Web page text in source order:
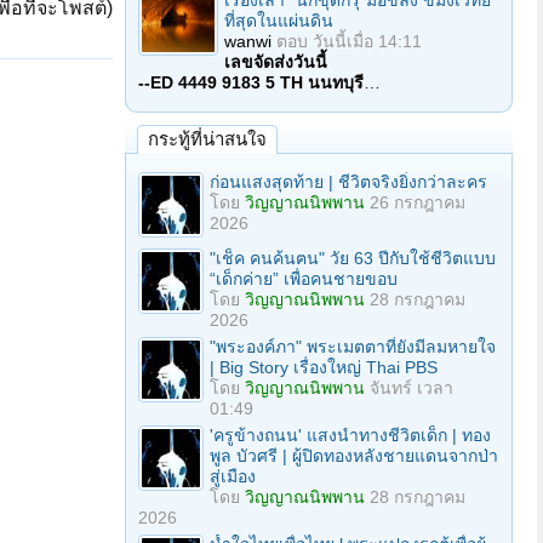
อที่จะโพสต์)
ที่สุดในแผ่นดิน
wanwi ตอบ วันนี้เมื่อ 14:11
เลขจัดส่งวันนี้
--ED 4449 9183 5 TH นนทบุรี
กระทู้ที่น่าสนใจ
ก่อนแสงสุดท้าย | ชีวิตจริงยิ่งกว่าละคร
โดย วิญญาณนิพพาน 26 กรกฎาคม
2026
"เช็ค คนค้นฅน" วัย 63 ปีกับใช้ชีวิตแบบ
“เด็กค่าย” เพื่อคนชายขอบ
โดย วิญญาณนิพพาน 28 กรกฎาคม
2026
"พระองค์ภา" พระเมตตาที่ยังมีลมหายใจ
| Big Story เรื่องใหญ่ Thai PBS
โดย วิญญาณนิพพาน จันทร์ เวลา
01:49
'ครูข้างถนน' แสงนำทางชีวิตเด็ก | ทอง
พูล บัวศรี | ผู้ปิดทองหลังชายแดนจากป่า
สู่เมือง
โดย วิญญาณนิพพาน 28 กรกฎาคม
2026